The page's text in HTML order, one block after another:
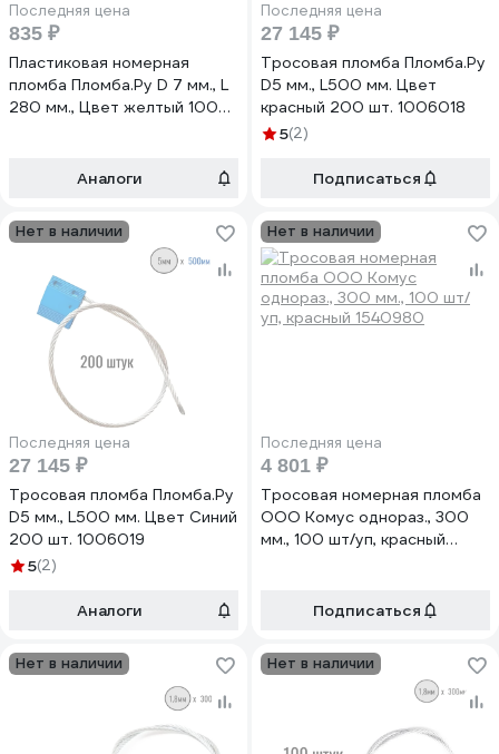
Последняя цена
835 ₽
Пластиковая номерная
пломба Пломба.Ру D 7 мм., L
280 мм., Цвет желтый 100
Аналоги
Последняя цена
27 145 ₽
Тросовая пломба Пломба.Ру
D5 мм., L500 мм. Цвет
красный 200 шт. 1006018
5(2)
Подписаться
Нет в наличии
Последняя цена
27 145 ₽
Тросовая пломба Пломба.Ру
D5 мм., L500 мм. Цвет Синий
200 шт. 1006019
5(2)
Аналоги
Нет в наличии
Последняя цена
4 801 ₽
Тросовая номерная пломба
ООО Комус однораз., 300
мм., 100 шт/уп, красный
Подписаться
Нет в наличии Нет в наличии